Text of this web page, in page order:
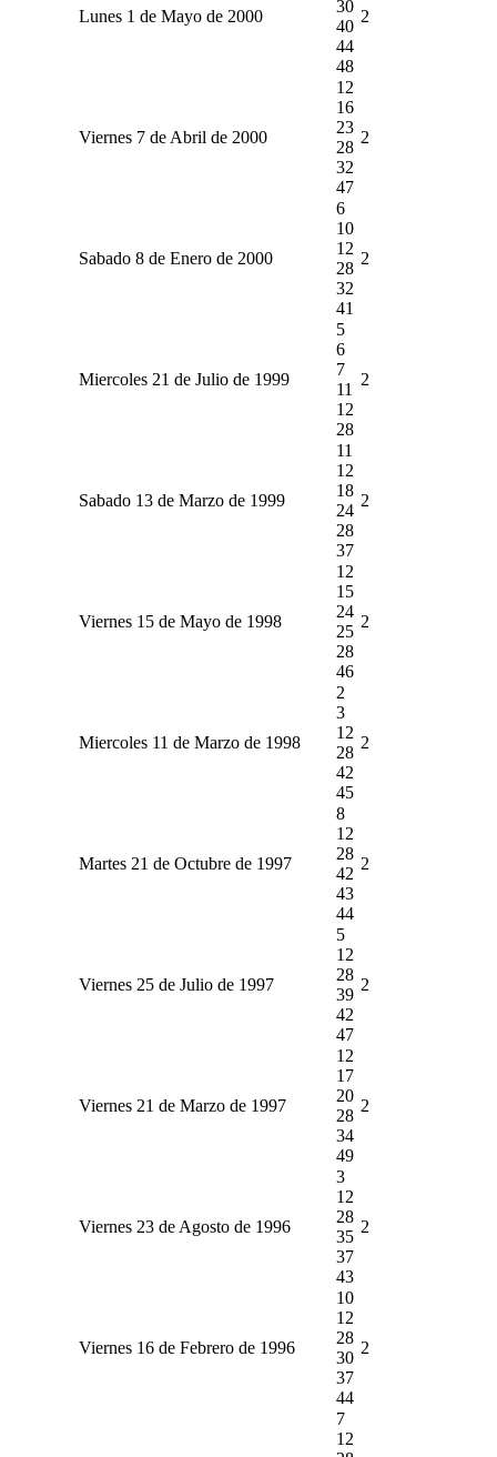
Lunes 1 de Mayo de 2000
30
40
44
48
2
Viernes 7 de Abril de 2000
12
16
23
28
32
47
2
Sabado 8 de Enero de 2000
6
10
12
28
32
41
2
Miercoles 21 de Julio de 1999
5
6
7
11
12
28
2
Sabado 13 de Marzo de 1999
11
12
18
24
28
37
2
Viernes 15 de Mayo de 1998
12
15
24
25
28
46
2
Miercoles 11 de Marzo de 1998
2
3
12
28
42
45
2
Martes 21 de Octubre de 1997
8
12
28
42
43
44
2
Viernes 25 de Julio de 1997
5
12
28
39
42
47
2
Viernes 21 de Marzo de 1997
12
17
20
28
34
49
2
Viernes 23 de Agosto de 1996
3
12
28
35
37
43
2
Viernes 16 de Febrero de 1996
10
12
28
30
37
44
2
7
12